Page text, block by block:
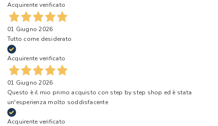
Acquirente verificato
01 Giugno 2026
Tutto come desiderato
Acquirente verificato
01 Giugno 2026
Questo è il mio primo acquisto con step by step shop ed è stata
un'esperienza molto soddisfacente
Acquirente verificato